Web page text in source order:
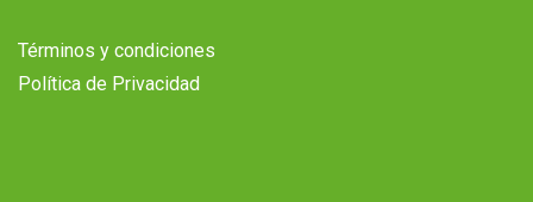
Términos y condiciones
Política de Privacidad